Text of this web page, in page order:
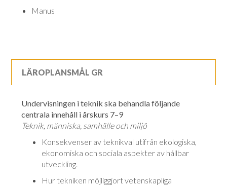
Manus
LÄROPLANSMÅL GR
Undervisningen i teknik ska behandla följande
centrala innehåll i årskurs 7–9
Teknik, människa, samhälle och miljö
Konsekvenser av teknikval utifrån ekologiska,
ekonomiska och sociala as­pek­ter av hållbar
utveckling.
Hur tekniken möjliggjort vetenskapliga